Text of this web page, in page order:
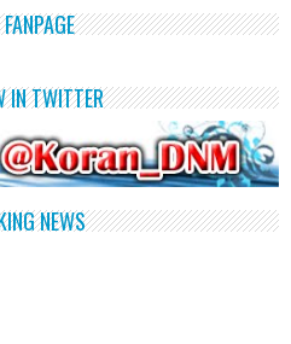
IN TWITTER
NEWS